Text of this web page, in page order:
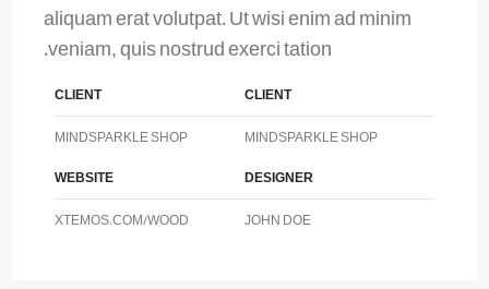
aliquam erat volutpat. Ut wisi enim ad minim
veniam, quis nostrud exerci tation.
CLIENT
MINDSPARKLE SHOP
CLIENT
MINDSPARKLE SHOP
DESIGNER
JOHN DOE
WEBSITE
XTEMOS.COM/WOOD